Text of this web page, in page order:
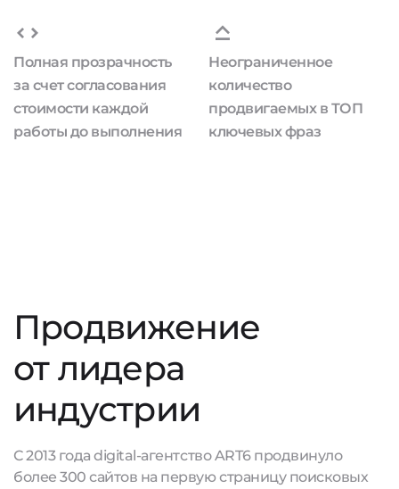
Полная прозрачность
за счет согласования
стоимости каждой
работы до выполнения
Неограниченное
количество
продвигаемых в ТОП
ключевых фраз
Продвижение
от лидера
индустрии
С 2013 года digital-агентство ART6 продвинуло
более 300 сайтов на первую страницу поисковых